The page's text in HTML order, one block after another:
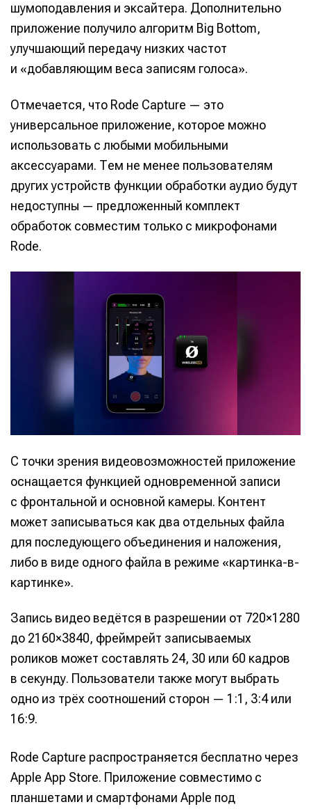
шумоподавления и эксайтера. Дополнительно
приложение получило алгоритм Big Bottom,
улучшающий передачу низких частот
и «добавляющим веса записям голоса».
Отмечается, что Rode Capture — это
универсальное приложение, которое можно
использовать с любыми мобильными
аксессуарами. Тем не менее пользователям
других устройств функции обработки аудио будут
недоступны — предложенный комплект
обработок совместим только с микрофонами
Rode.
С точки зрения видеовозможностей приложение
оснащается функцией одновременной записи
с фронтальной и основной камеры. Контент
может записываться как два отдельных файла
для последующего объединения и наложения,
либо в виде одного файла в режиме «картинка-в-
картинке».
Запись видео ведётся в разрешении от 720×1280
до 2160×3840, фреймрейт записываемых
роликов может составлять 24, 30 или 60 кадров
в секунду. Пользователи также могут выбрать
одно из трёх соотношений сторон — 1:1, 3:4 или
16:9.
Rode Capture распространяется бесплатно через
Apple App Store. Приложение совместимо с
планшетами и смартфонами Apple под